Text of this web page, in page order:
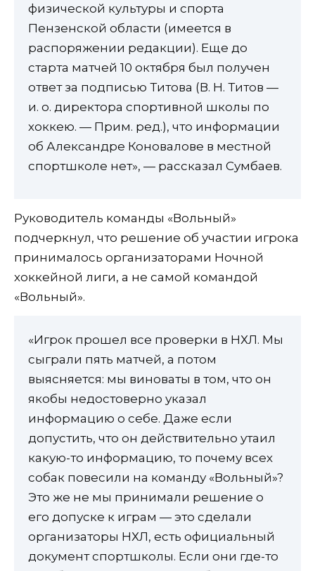
физической культуры и спорта
Пензенской области (имеется в
распоряжении редакции). Еще до
старта матчей 10 октября был получен
ответ за подписью Титова (В. Н. Титов —
и. о. директора спортивной школы по
хоккею. — Прим. ред.), что информации
об Александре Коновалове в местной
спортшколе нет», — рассказал Сумбаев.
Руководитель команды «Вольный»
подчеркнул, что решение об участии игрока
принималось организаторами Ночной
хоккейной лиги, а не самой командой
«Вольный».
«Игрок прошел все проверки в НХЛ. Мы
сыграли пять матчей, а потом
выясняется: мы виноваты в том, что он
якобы недостоверно указал
информацию о себе. Даже если
допустить, что он действительно утаил
какую-то информацию, то почему всех
собак повесили на команду «Вольный»?
Это же не мы принимали решение о
его допуске к играм — это сделали
организаторы НХЛ, есть официальный
документ спортшколы. Если они где-то